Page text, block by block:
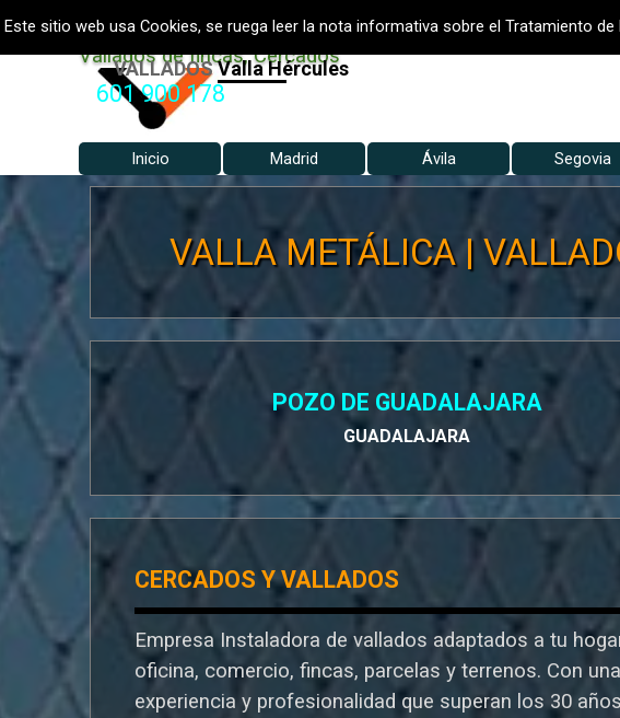
Este sitio web usa Cookies, se ruega leer la nota informativa sobre el Tratamiento
VALLADOS METALICOS MADRID -
Vallados de fincas, Cercados
VALLADOSValla Hércules
Vallados Jardín
601 900 178
Inicio Madrid ▼
Ávila ▼
Segovia
VALLA METÁLICA |
POZO DE GUADALAJARA
GUADALAJARA
CERCADOS Y VALLADOS
Empresa Instaladora de vallados adaptados a tu
oficina, comercio, fincas, parcelas y terrenos. Con una
experiencia y profesionalidad que superan los 30